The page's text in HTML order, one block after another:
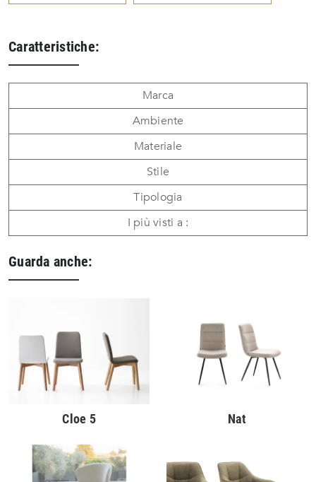
Caratteristiche:
Marca
Ambiente
Materiale
Stile
Tipologia
I più visti a :
Guarda anche:
Cloe 5 Nat